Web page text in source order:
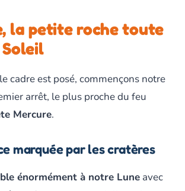
la petite roche toute
cadre est posé, commençons notre
arrêt, le plus proche du feu
Mercure.
marquée par les cratères
énormément à notre Lune avec